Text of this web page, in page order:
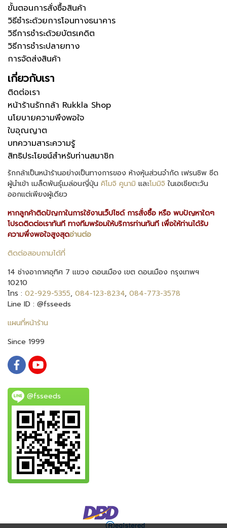
ขั้นตอนการสั่งซื้อสินค้า
วิธีชำระด้วยการโอนทางธนาคาร
วิธีการชำระด้วยบัตรเคดิต
วิธีการชำระปลายทาง
การจัดส่งสินค้า
เกี่ยวกับเรา
ติดต่อเรา
หน้าร้านรักกล้า Rukkla Shop
นโยบายความพึงพอใจ
ใบอุณญาต
บทความสาระความรู้
สิทธิประโยชน์สำหรับท่านสมาชิก
รักกล้าเป็นหน้าร้านอย่างเป็นทางการของ ห้างหุ้นส่วนจำกัด เฟรนชิพ ซีด
ผู้นำเข้า เมล็ดพันธุ์เมล่อนญี่ปุ่น คิโมจิ คูนามิ และโมมิจิ ในเอเชียตะวัน
ออกแต่เพียงผู้เดียว
หากลูกค้าติดปัญกาในการใช้งานเว็ปไซด์ การสั่งซื้อ หรือ พบปัญหาใดๆ
โปรดติดต่อเราทันที ทางทีมพร้อมให้บริการท่านทันที เพื่อให้ท่านได้รับ
ความพึ่งพอใจสูงสุดอ่านต่อ
ติดต่อสอบถามได้ที่
14 ช่างอากาศอุทิศ 7 แขวง ดอนเมือง เขต ดอนเมือง กรุงเทพฯ
10210
โทร : 02-929-5355, 084-123-8234, 084-773-3578
Line ID : @fsseeds
แผนที่หน้าร้าน
Since 1999
@fsseeds